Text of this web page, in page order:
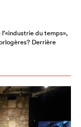
du temps»,
Derrière